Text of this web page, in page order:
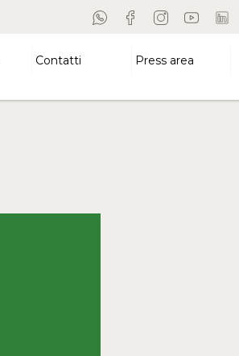
Contatti Press area